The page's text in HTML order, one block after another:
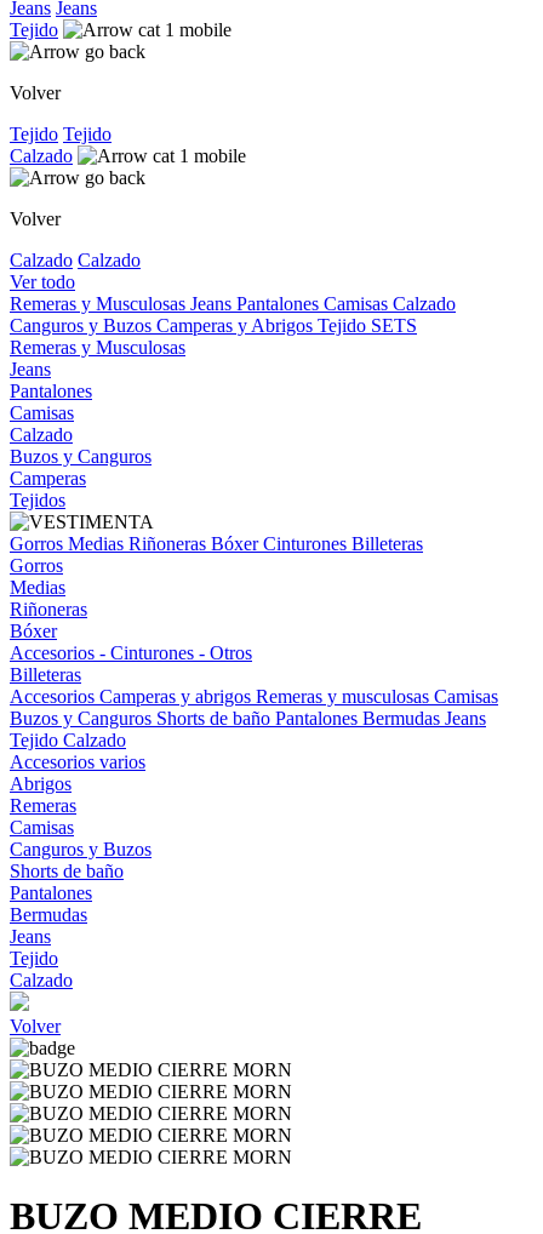
Jeans Jeans
Tejido
Volver
Tejido Tejido
Calzado
Volver
Calzado Calzado
Ver todo
Remeras y Musculosas Jeans Pantalones Camisas Calzado
Canguros y Buzos Camperas y Abrigos Tejido SETS
Remeras y Musculosas
Jeans
Pantalones
Camisas
Calzado
Buzos y Canguros
Camperas
Tejidos
Gorros Medias Riñoneras BóxerCinturones Billeteras
Gorros
Medias
Riñoneras
Bóxer
Accesorios - Cinturones - Otros
Billeteras
Accesorios Camperas y abrigos Remeras y musculosas Camisas
Buzos y Canguros Shorts de baño Pantalones Bermudas Jeans
Tejido Calzado
Accesorios varios
Abrigos
Remeras
Camisas
Canguros y Buzos
Shorts de baño
Pantalones
Bermudas
Jeans
Tejido
Calzado
Volver
BUZO MEDIO CIERRE